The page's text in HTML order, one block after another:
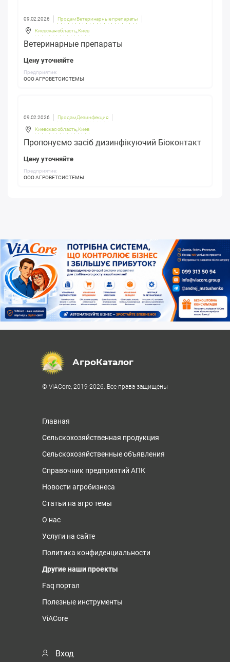
09.02.2026 Продам Ветеринарные препараты
Киевская область, Киев
Ветеринарные препараты
Цену уточняйте
Предприятие:
ООО АГРОВЕТСИСТЕМЫ
09.02.2026 Продам Дезинфекция
Киевская область, Киев
Пропонуємо засіб дизинфікуючий Біоконтакт
Цену уточняйте
Предприятие:
ООО АГРОВЕТСИСТЕМЫ
АгроКаталог
© ViACore, 2019-2026. Все права защищены
Главная
Сельскохозяйственная продукция
Сельскохозяйственные объявления
Справочник предприятий АПК
Новости агробизнеса
Статьи на агро темы
О нас
Услуги на сайте
Политика конфиденциальности
Другие наши проекты
Faq портал
Полезные инструменты
ViACore
Вход